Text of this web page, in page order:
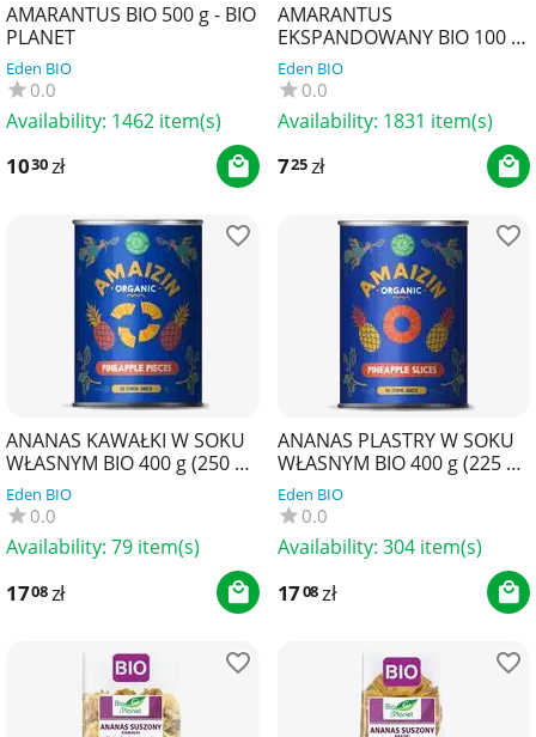
AMARANTUS BIO 500 g - BIO
PLANET
Eden BIO
0.0
Availability: 1462 item(s)
1030zł
AMARANTUS
EKSPANDOWANY BIO 100 g
- BIO PLANET
Eden BIO
0.0
Availability: 1831 item(s)
725zł
ANANAS KAWAŁKI W SOKU
WŁASNYM BIO 400 g (250 g)
- AMAIZIN
Eden BIO
0.0
Availability: 79 item(s)
1708 zł
ANANAS PLASTRY W SOKU
WŁASNYM BIO 400 g (225 g)
- AMAIZIN
Eden BIO
0.0
Availability: 304 item(s)
1708 zł